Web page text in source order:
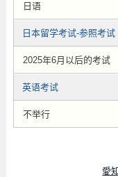
日语
日本留学考试-参照考试
2025年6月以后的考试
英语考试
不举行
愛